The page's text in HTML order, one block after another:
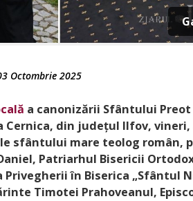
Octombrie 2025
a canonizării Sfântului
din județul Ilfov,
sfântului mare teolog român,
Patriarhul Bisericii
în Biserica „Sfântul
Timotei Prahoveanul,